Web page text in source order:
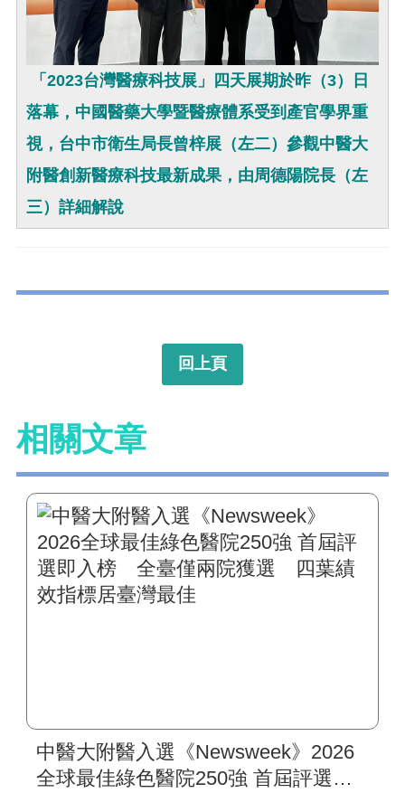
「2023台灣醫療科技展」四天展期於昨（3）日
落幕，中國醫藥大學暨醫療體系受到產官學界重
視，台中市衛生局長曾梓展（左二）參觀中醫大
附醫創新醫療科技最新成果，由周德陽院長（左
三）詳細解說
回上頁
相關文章
中醫大附醫入選《Newsweek》2026
全球最佳綠色醫院250強 首屆評選即